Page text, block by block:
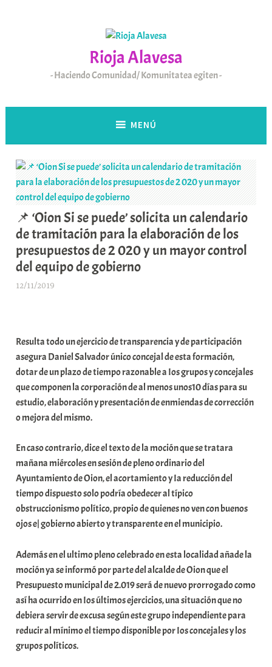
Rioja Alavesa
Haciendo Comunidad/ Komunitatea egiten
MENÚ
📌 ‘Oion Si se puede’ solicita un calendario
de tramitación para la elaboración de los
presupuestos de 2 020 y un mayor control
del equipo de gobierno
12/11/2019
a
r
E
r
r
x
a
K
o
m
u
i
t
a
t
e
a
Resulta todo un ejercicio de transparencia y de participación
asegura Daniel Salvador único concejal de esta formación,
dotar de un plazo de tiempo razonable a Ios grupos y concejales
que componen la corporación de al menos unos10 días para su
estudio, elaboración y presentación de enmiendas de corrección
o mejora del mismo.
En caso contrario, dice el texto de la moción que se tratara
mañana miércoles en sesión de pleno ordinario del
Ayuntamiento de Oion, el acortamiento y Ia reducción del
tiempo dispuesto solo podría obedecer al típico
obstruccionismo político, propio de quienes no ven con buenos
ojos e| gobierno abierto y transparente en el municipio.
Además en el ultimo pleno celebrado en esta localidad añade la
moción ya se informó por parte del alcalde de Oion que el
Presupuesto municipal de 2.019 será de nuevo prorrogado como
así ha ocurrido en Ios últimos ejercicios, una situación que no
debiera servir de excusa según este grupo independiente para
reducir al mínimo el tiempo disponible por Ios concejales y los
grupos políticos.